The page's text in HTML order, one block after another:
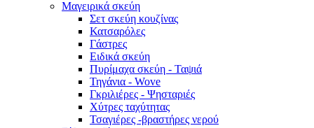
Μαγειρικά σκεύη
Σετ σκεύη κουζίνας
Κατσαρόλες
Γάστρες
Ειδικά σκεύη
Πυρίμαχα σκεύη - Ταψιά
Τηγάνια - Wove
Γκριλιέρες - Ψησταριές
Χύτρες ταχύτητας
Τσαγιέρες -βραστήρες νερού